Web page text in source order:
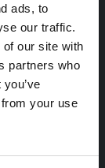
ads, to
our traffic.
our site with
partners who
your use